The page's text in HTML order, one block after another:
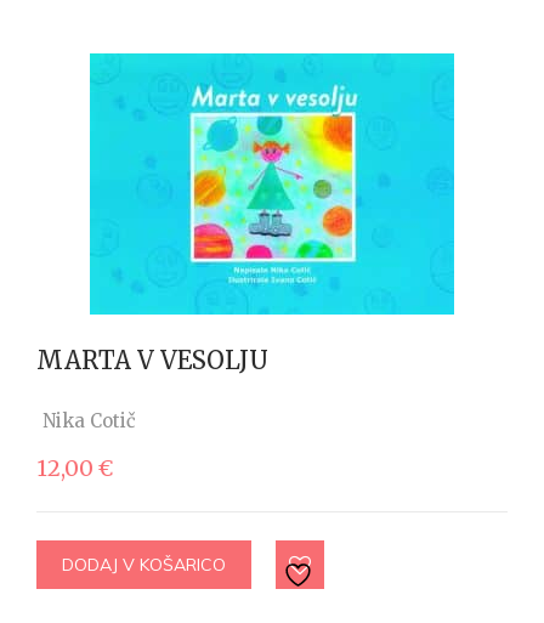
MARTA V VESOLJU
Nika Cotič
12,00 €
DODAJ V KOŠARICO